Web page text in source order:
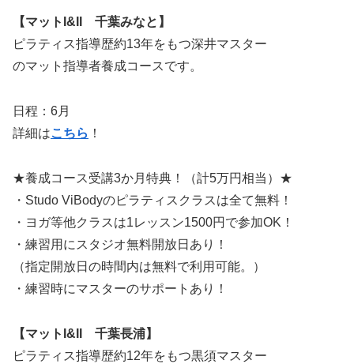
【マットI&II 千葉みなと】
ピラティス指導歴約13年をもつ深井マスター
のマット指導者養成コースです。
日程：6月
詳細はこちら ！
★養成コース受講3か月特典！（計5万円相当）★
・Studo ViBodyのピラティスクラスは全て無料！
・ヨガ等他クラスは1レッスン1500円で参加OK！
・練習用にスタジオ無料開放日あり！
（指定開放日の時間内は無料で利用可能。）
・練習時にマスターのサポートあり！
【マットI&II 千葉長浦】
ピラティス指導歴約12年をもつ黒須マスター